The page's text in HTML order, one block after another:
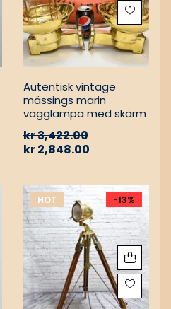
Autentisk vintage
mässings marin
vägglampa med skärm
kr3,422.00
kr2,848.00
HOT -13%